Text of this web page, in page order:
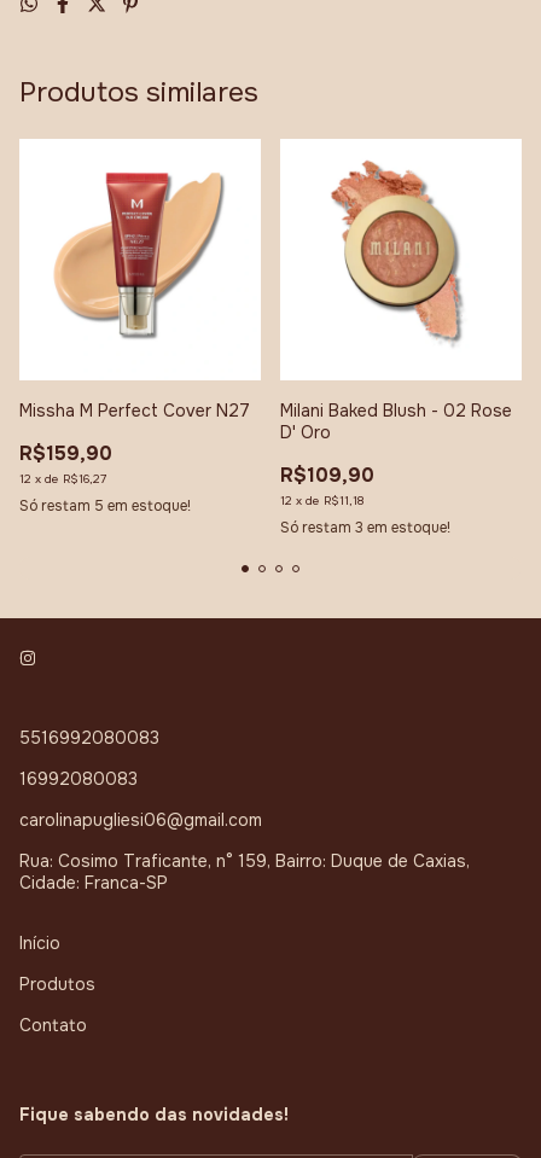
Produtos similares
Missha M Perfect Cover N27
R$159,90
12 x de R$16,27
Só restam 5 em estoque!
Milani Baked Blush - 02 Rose
D' Oro
R$109,90
12 x de R$11,18
Só restam 3 em estoque!
5516992080083
16992080083
carolinapugliesi06@gmail.com
Rua: Cosimo Traficante, n° 159, Bairro: Duque de Caxias,
Cidade: Franca-SP
Início
Produtos
Contato
Fique sabendo das novidades!